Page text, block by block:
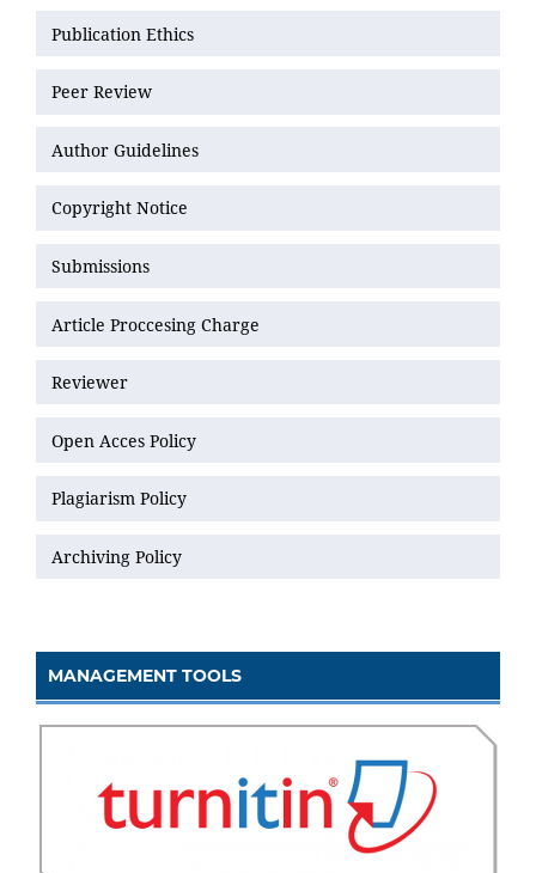
Publication Ethics
Peer Review
Author Guidelines
Copyright Notice
Submissions
Article Proccesing Charge
Reviewer
Open Acces Policy
Plagiarism Policy
Archiving Policy
MANAGEMENT TOOLS